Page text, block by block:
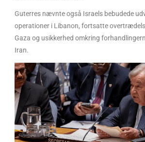
Guterres nævnte også Israels bebudede
operationer i Libanon, fortsatte
Gaza og usikkerhed omkring
Iran.